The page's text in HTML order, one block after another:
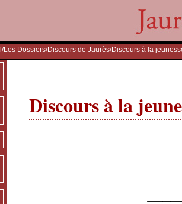
/Les Dossiers/Discours de Jaurès/Discours à la
Discours à la